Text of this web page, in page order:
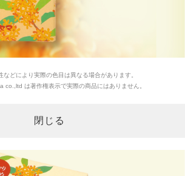
などにより実際の色目は異なる場合があります。
co.,ltd は著作権表示で実際の商品にはありません。
閉じる